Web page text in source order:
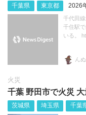
千葉県 東京都 2026
千代田
千住駅
いる。
んぬ
火災
千葉 野田市で火災
茨城県 埼玉県 千葉